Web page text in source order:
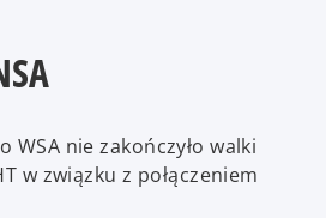
WSA nie zakończyło walki
w związku z połączeniem